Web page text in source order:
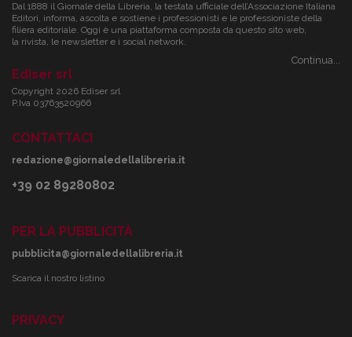
Dal 1888 il Giornale della Libreria, la testata ufficiale dell’Associazione Italiana
Editori, informa, ascolta e sostiene i professionisti e le professioniste della
filiera editoriale. Oggi è una piattaforma composta da questo sito web,
la rivista, le newsletter e i social network.
Continua...
Ediser srl
Copyright 2026 Ediser srl
P.Iva 03763520966
CONTATTACI
redazione@giornaledellalibreria.it
+39 02 89280802
PER LA PUBBLICITÀ
pubblicita@giornaledellalibreria.it
Scarica il nostro listino
PRIVACY